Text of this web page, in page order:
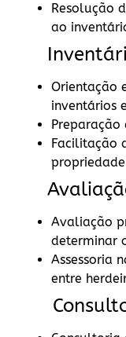
Resolução
ao
Orientação
inventários
Preparação
Facilitação
Avaliação
determinar
Assessoria
entre